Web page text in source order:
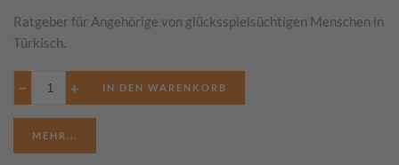
Ratgeber für Angehörige von glücksspielsüchtigen Menschen in
Türkisch.
− +
MEHR...